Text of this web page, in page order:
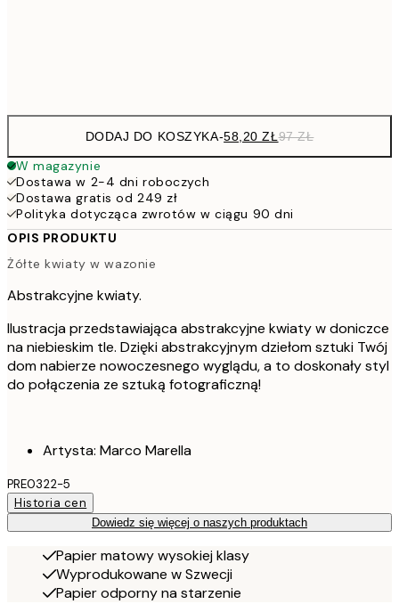
DODAJ DO KOSZYKA-58,20 ZŁ97 ZŁ
W magazynie
Dostawa w 2-4 dni roboczych
Dostawa gratis od 249 zł
Polityka dotycząca zwrotów w ciągu 90 dni
OPIS PRODUKTU
Żółte kwiaty w wazonie
Abstrakcyjne kwiaty.
Ilustracja przedstawiająca abstrakcyjne kwiaty w doniczce
na niebieskim tle. Dzięki abstrakcyjnym dziełom sztuki Twój
dom nabierze nowoczesnego wyglądu, a to doskonały styl
do połączenia ze sztuką fotograficzną!
Artysta: Marco Marella
PRE0322-5
Historia cen
Dowiedz się więcej o naszych produktach
Papier matowy wysokiej klasy
Wyprodukowane w Szwecji
Papier odporny na starzenie